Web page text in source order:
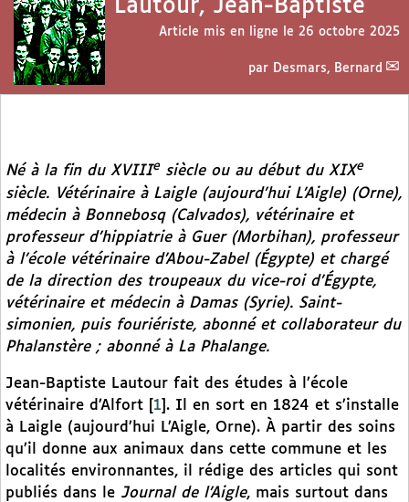
Lautour, Jean-Baptiste
Article mis en ligne le 26 octobre 2025
par Desmars, Bernard
Né à la fin du XVIIIe siècle ou au début du XIXe
siècle. Vétérinaire à Laigle (aujourd’hui L’Aigle) (Orne),
médecin à Bonnebosq (Calvados), vétérinaire et
professeur d’hippiatrie à Guer (Morbihan), professeur
à l’école vétérinaire d’Abou-Zabel (Égypte) et chargé
de la direction des troupeaux du vice-roi d’Égypte,
vétérinaire et médecin à Damas (Syrie). Saint-
simonien, puis fouriériste, abonné et collaborateur du
Phalanstère ; abonné à La Phalange.
Jean-Baptiste Lautour fait des études à l’école
vétérinaire d’Alfort
1 . Il en sort en 1824 et s’installe
à Laigle (aujourd’hui L’Aigle, Orne). À partir des soins
qu’il donne aux animaux dans cette commune et les
localités environnantes, il rédige des articles qui sont
publiés dans le Journal de l’Aigle, mais surtout dans